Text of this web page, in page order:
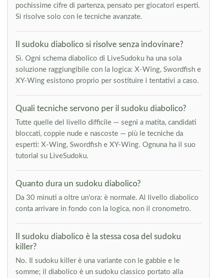
pochissime cifre di partenza, pensato per giocatori esperti.
Si risolve solo con le tecniche avanzate.
Il sudoku diabolico si risolve senza indovinare?
Sì. Ogni schema diabolico di LiveSudoku ha una sola
soluzione raggiungibile con la logica: X-Wing, Swordfish e
XY-Wing esistono proprio per sostituire i tentativi a caso.
Quali tecniche servono per il sudoku diabolico?
Tutte quelle del livello difficile — segni a matita, candidati
bloccati, coppie nude e nascoste — più le tecniche da
esperti: X-Wing, Swordfish e XY-Wing. Ognuna ha il suo
tutorial su LiveSudoku.
Quanto dura un sudoku diabolico?
Da 30 minuti a oltre un'ora: è normale. Al livello diabolico
conta arrivare in fondo con la logica, non il cronometro.
Il sudoku diabolico è la stessa cosa del sudoku
killer?
No. Il sudoku killer è una variante con le gabbie e le
somme; il diabolico è un sudoku classico portato alla